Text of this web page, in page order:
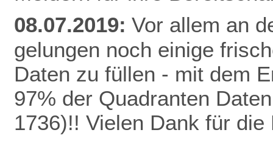
08.07.2019: Vor allem an
gelungen noch einige
Daten zu füllen - mit dem
97% der Quadranten
1736)!! Vielen Dank für die